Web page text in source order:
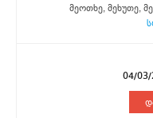
მეოთხე, მეხუთე,
04/